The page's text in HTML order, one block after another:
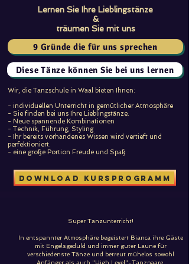
Lernen Sie Ihre Lieblingstänze
&
träumen Sie mit uns
9 Gründe die für uns sprechen
Diese Tänze können Sie bei uns lernen
Wir, die Tanzschule in Waal bieten Ihnen:
- individuellen Unterricht in gemütlicher Atmosphäre
- Sie finden bei uns Ihre Lieblingstänze.
- Neue spannende Kombinationen
- Technik, Führung, Styling
- Ihr bereits vorhandenes Wissen wird vertieft und
perfektioniert.
- eine große Portion Freude und Spaß
Download Kursprogramm
Super Tanzunterricht!
In entspannter Atmosphäre begeistert Bianca ihre Gäste
mit Engelsgeduld und immer guter Laune für
verschiedenste Tänze und betreut mühelos sowohl
Anfänger als auch "High Level"-Tanzpaare.